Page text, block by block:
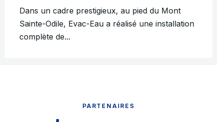
Dans un cadre prestigieux, au pied du Mont
Sainte-Odile, Evac-Eau a réalisé une installation
complète de...
PARTENAIRES